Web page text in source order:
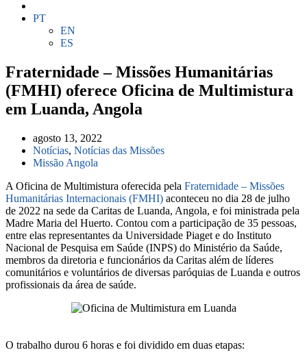
PT
EN
ES
Fraternidade – Missões Humanitárias
(FMHI) oferece Oficina de Multimistura
em Luanda, Angola
agosto 13, 2022
Notícias, Notícias das Missões
Missão Angola
A Oficina de Multimistura oferecida pela Fraternidade – Missões
Humanitárias Internacionais (FMHI) aconteceu no dia 28 de julho
de 2022 na sede da Caritas de Luanda, Angola, e foi ministrada pela
Madre Maria del Huerto. Contou com a participação de 35 pessoas,
entre elas representantes da Universidade Piaget e do Instituto
Nacional de Pesquisa em Saúde (INPS) do Ministério da Saúde,
membros da diretoria e funcionários da Caritas além de líderes
comunitários e voluntários de diversas paróquias de Luanda e outros
profissionais da área de saúde.
O trabalho durou 6 horas e foi dividido em duas etapas: